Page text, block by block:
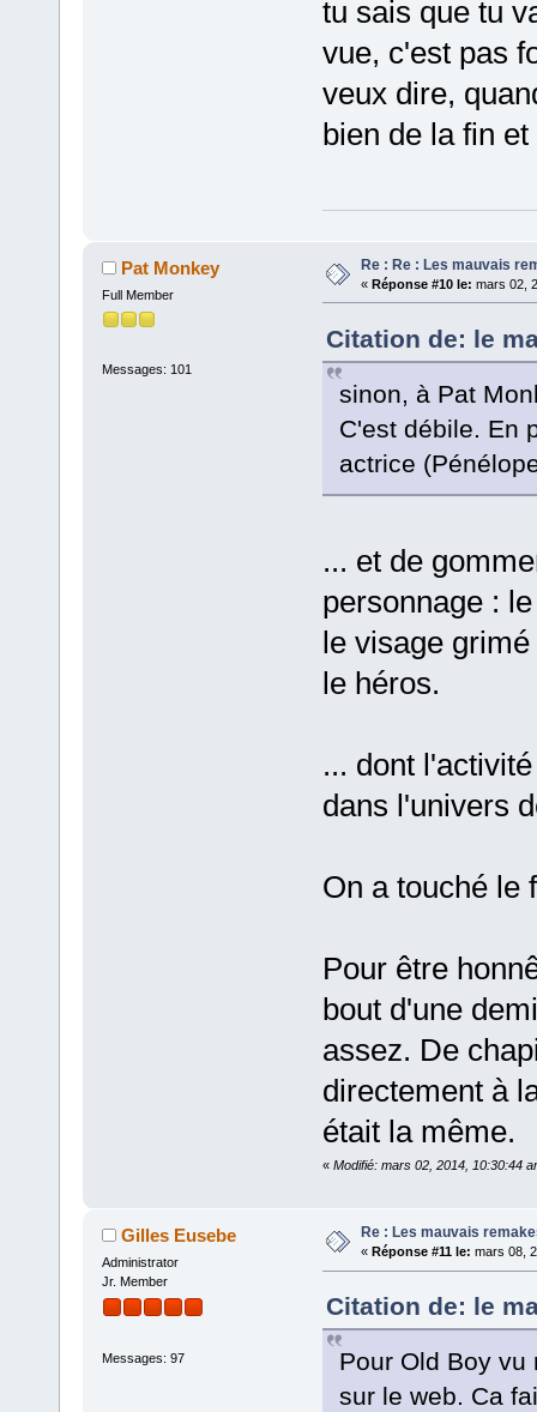
tu sais que tu
vue, c'est pas
veux dire,
bien de la fin
Pat Monkey
Full Member
Messages: 101
Re : Re : Les mauvais
« Réponse #10 le: mars 02,
Citation de: le
sinon, à Pat
C'est débile. En
actrice
... et de
personnage :
le visage
le héros.
... dont
dans l'univers
On a touché le
Pour être
bout d'une
assez. De
directement à
était la même.
« Modifié: mars 02, 2014, 10:30:44
Gilles Eusebe
Administrator
Jr. Member
Messages: 97
Re : Les mauvais
« Réponse #11 le: mars 08,
Citation de: le
Pour Old Boy
sur le web. Ca